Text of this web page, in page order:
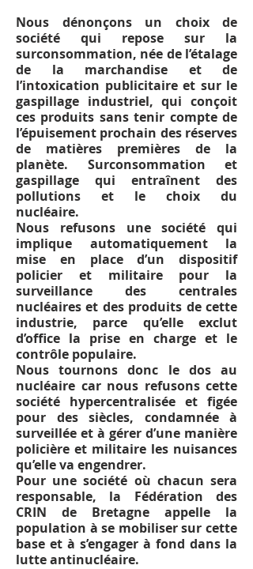
Nous dénonçons un choix de
société qui repose sur la
surconsommation, née de l’étalage
de la marchandise et de
l’intoxication publicitaire et sur le
gaspillage industriel, qui conçoit
ces produits sans tenir compte de
l’épuisement prochain des réserves
de matières premières de la
planète. Surconsommation et
gaspillage qui entraînent des
pollutions et le choix du
nucléaire.
Nous refusons une société qui
implique automatiquement la
mise en place d’un dispositif
policier et militaire pour la
surveillance des centrales
nucléaires et des produits de cette
industrie, parce qu’elle exclut
d’office la prise en charge et le
contrôle populaire.
Nous tournons donc le dos au
nucléaire car nous refusons cette
société hypercentralisée et figée
pour des siècles, condamnée à
surveillée et à gérer d’une manière
policière et militaire les nuisances
qu’elle va engendrer.
Pour une société où chacun sera
responsable, la Fédération des
CRIN de Bretagne appelle la
population à se mobiliser sur cette
base et à s’engager à fond dans la
lutte antinucléaire.